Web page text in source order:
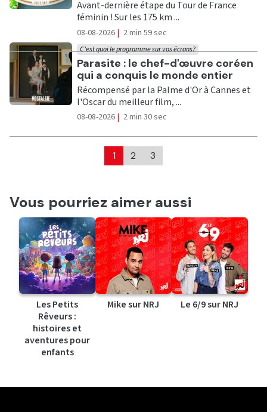
Avant-dernière étape du Tour de France
féminin ! Sur les 175 km ...
08-08-2026 | 2 min 59 sec
Ecouter
Parasite : le chef-d'œuvre coréen
qui a conquis le monde entier
C'est quoi le programme sur vos écrans?
Récompensé par la Palme d'Or à Cannes et
l'Oscar du meilleur film, ...
08-08-2026 | 2 min 30 sec
1 2 3
Vous pourriez aimer aussi
Les Petits
Rêveurs :
histoires et
aventures pour
enfants
Mike sur NRJ Le 6/9 sur NRJ